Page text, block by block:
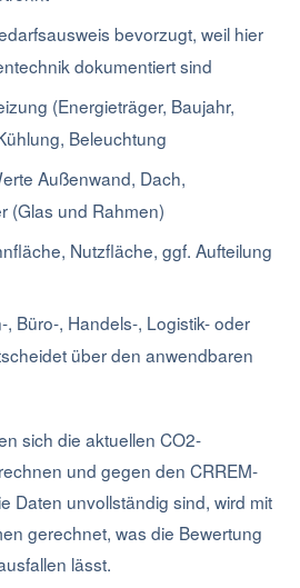
bevorzugt, weil hier
dokumentiert sind
(Energieträger, Baujahr,
Beleuchtung
Außenwand, Dach,
(Glas und Rahmen)
Nutzfläche, ggf. Aufteilung
, Büro-, Handels-, Logistik- oder
über den anwendbaren
sich die aktuellen CO2-
und gegen den CRREM-
Daten unvollständig sind, wird mit
gerechnet, was die Bewertung
lässt.